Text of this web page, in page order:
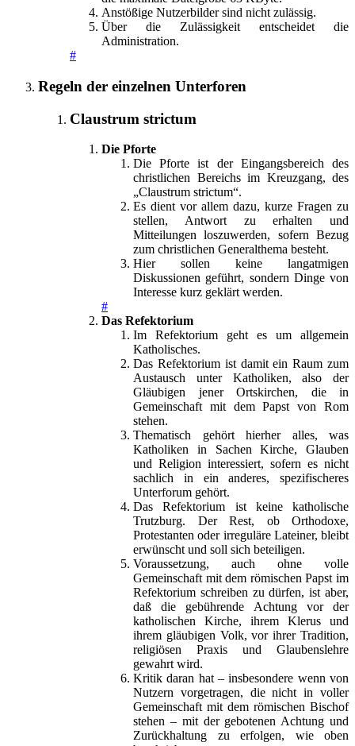
Anstößige Nutzerbilder sind nicht zulässig.
Über die Zulässigkeit entscheidet die
Administration.
#
Regeln der einzelnen Unterforen
Claustrum strictum
Die Pforte
Die Pforte ist der Eingangsbereich des
christlichen Bereichs im Kreuzgang, des
„Claustrum strictum“.
Es dient vor allem dazu, kurze Fragen zu
stellen, Antwort zu erhalten und
Mitteilungen loszuwerden, sofern Bezug
zum christlichen Generalthema besteht.
Hier sollen keine langatmigen
Diskussionen geführt, sondern Dinge von
Interesse kurz geklärt werden.
#
Das Refektorium
Im Refektorium geht es um allgemein
Katholisches.
Das Refektorium ist damit ein Raum zum
Austausch unter Katholiken, also der
Gläubigen jener Ortskirchen, die in
Gemeinschaft mit dem Papst von Rom
stehen.
Thematisch gehört hierher alles, was
Katholiken in Sachen Kirche, Glauben
und Religion interessiert, sofern es nicht
sachlich in ein anderes, spezifischeres
Unterforum gehört.
Das Refektorium ist keine katholische
Trutzburg. Der Rest, ob Orthodoxe,
Protestanten oder irreguläre Lateiner, bleibt
erwünscht und soll sich beteiligen.
Voraussetzung, auch ohne volle
Gemeinschaft mit dem römischen Papst im
Refektorium schreiben zu dürfen, ist aber,
daß die gebührende Achtung vor der
katholischen Kirche, ihrem Klerus und
ihrem gläubigen Volk, vor ihrer Tradition,
religiösen Praxis und Glaubenslehre
gewahrt wird.
Kritik daran hat – insbesondere wenn von
Nutzern vorgetragen, die nicht in voller
Gemeinschaft mit dem römischen Bischof
stehen – mit der gebotenen Achtung und
Zurückhaltung zu erfolgen, wie oben